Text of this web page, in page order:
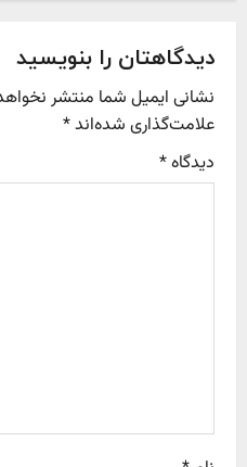
v
i
g
دیدگاهتان را بنویسید
نشانی ایمیل شما منتشر
علامت‌گذاری شده‌اند*
دیدگاه*